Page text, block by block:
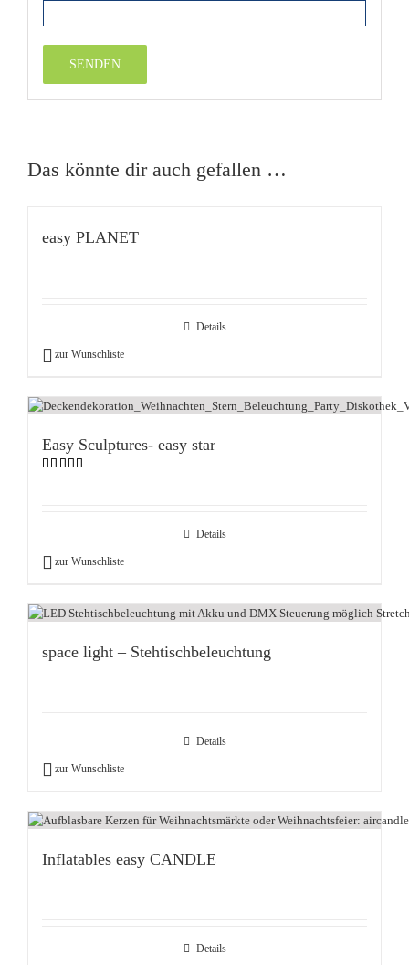
Das könnte dir auch gefallen …
easy PLANET
Details
zur Wunschliste
Easy Sculptures- easy star
Details
zur Wunschliste
space light – Stehtischbeleuchtung
Details
zur Wunschliste
Inflatables easy CANDLE
Details